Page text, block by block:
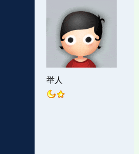
举人